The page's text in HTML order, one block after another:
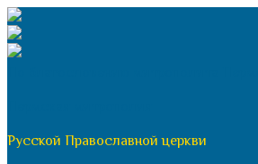
Перейти
к
содержимому
Русской Православной церкви